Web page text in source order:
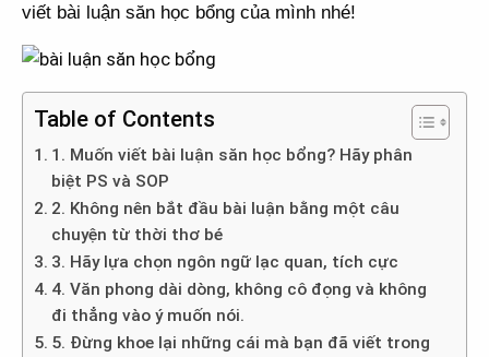
viết bài luận săn học bổng của mình nhé!
Table of Contents
1. Muốn viết bài luận săn học bổng? Hãy phân
biệt PS và SOP
2. Không nên bắt đầu bài luận bằng một câu
chuyện từ thời thơ bé
3. Hãy lựa chọn ngôn ngữ lạc quan, tích cực
4. Văn phong dài dòng, không cô đọng và không
đi thẳng vào ý muốn nói.
5. Đừng khoe lại những cái mà bạn đã viết trong